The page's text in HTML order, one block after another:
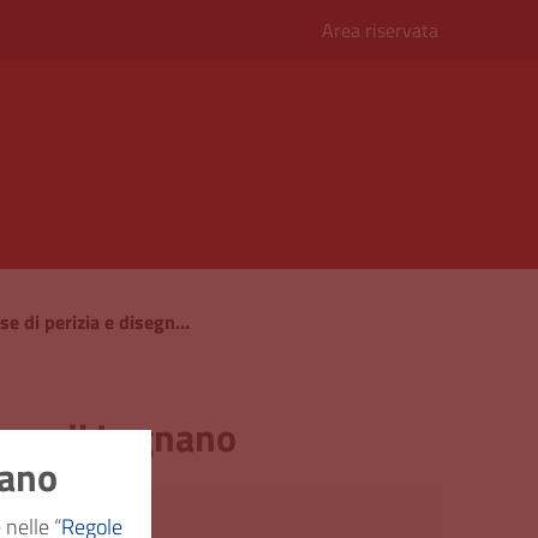
“Regole
Area riservata
Carteggio relativo alle spese di perizia e disegno per il cimitero di Legnano
di Legnano